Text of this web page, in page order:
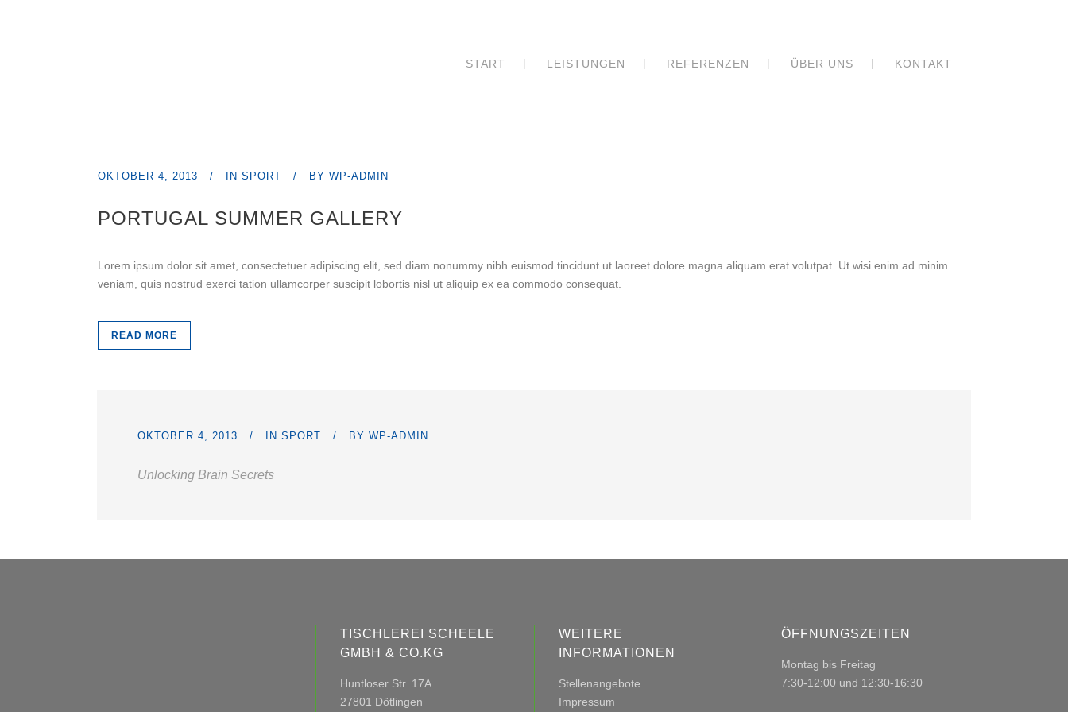
START LEISTUNGEN REFERENZEN ÜBER UNS KONTAKT
OKTOBER 4, 2013 IN SPORT BY WP-ADMIN
PORTUGAL SUMMER GALLERY
Lorem ipsum dolor sit amet, consectetuer adipiscing elit, sed diam nonummy nibh euismod tincidunt ut laoreet dolore magna aliquam erat volutpat. Ut wisi enim ad minim
veniam, quis nostrud exerci tation ullamcorper suscipit lobortis nisl ut aliquip ex ea commodo consequat.
READ MORE
OKTOBER 4, 2013 IN SPORT BY WP-ADMIN
Unlocking Brain Secrets
TISCHLEREI SCHEELE
GMBH & CO.KG
Huntloser Str. 17A
27801 Dötlingen
WEITERE
INFORMATIONEN
Stellenangebote
Impressum
ÖFFNUNGSZEITEN
Montag bis Freitag
7:30-12:00 und 12:30-16:30